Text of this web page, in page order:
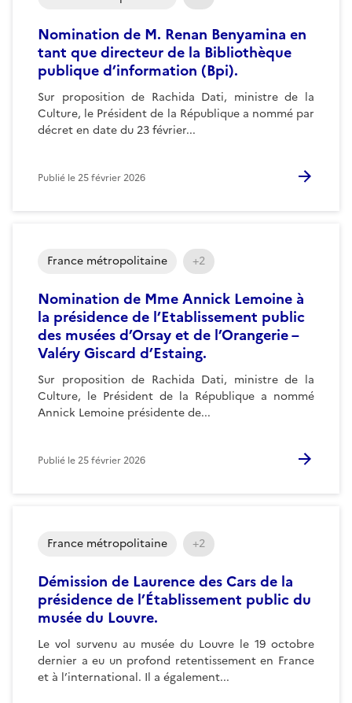
Nomination de M. Renan Benyamina en
tant que directeur de la Bibliothèque
publique d’information (Bpi).
Sur proposition de Rachida Dati, ministre de la
Culture, le Président de la République a nommé par
décret en date du 23 février...
Publié le25 février 2026
Nomination de Mme Annick Lemoine à
la présidence de l’Etablissement public
des musées d’Orsay et de l’Orangerie –
Valéry Giscard d’Estaing.
Sur proposition de Rachida Dati, ministre de la
Culture, le Président de la République a nommé
Annick Lemoine présidente de...
France métropolitaine +2
Publié le25 février 2026
Démission de Laurence des Cars de la
présidence de l’Établissement public du
musée du Louvre.
Le vol survenu au musée du Louvre le 19 octobre
dernier a eu un profond retentissement en France
et à l’international. Il a également...
France métropolitaine +2